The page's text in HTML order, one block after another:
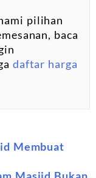
pilihan
baca
daftar harga
Membuat